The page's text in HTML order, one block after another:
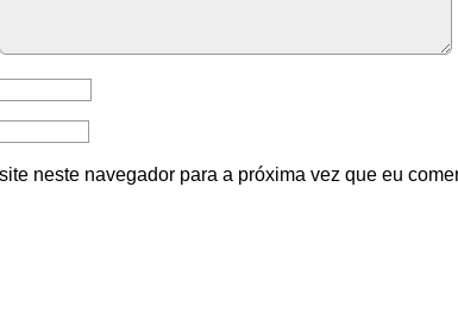
neste navegador para a próxima vez que eu